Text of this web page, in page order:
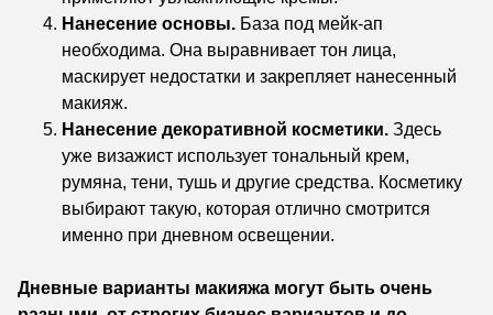
Нанесение основы. База под мейк-ап
необходима. Она выравнивает тон лица,
маскирует недостатки и закрепляет нанесенный
макияж.
Нанесение декоративной косметики. Здесь
уже визажист использует тональный крем,
румяна, тени, тушь и другие средства. Косметику
выбирают такую, которая отлично смотрится
именно при дневном освещении.
Дневные варианты макияжа могут быть очень